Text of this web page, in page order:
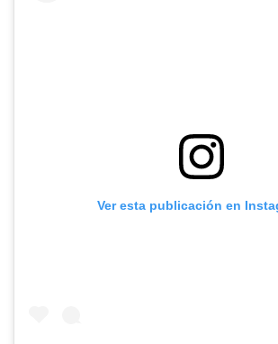
Ver esta publicación en